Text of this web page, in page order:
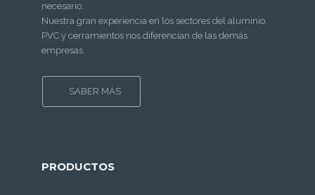
necesario.
Nuestra gran experiencia en los sectores del aluminio,
PVC y cerramientos nos diferencian de las demás
empresas.
SABER MÁS
PRODUCTOS